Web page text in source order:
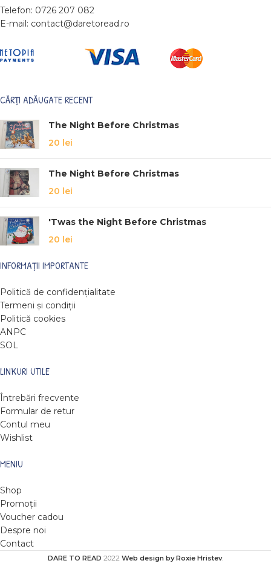
Telefon: 0726 207 082
E-mail: contact@daretoread.ro
CĂRȚI ADĂUGATE RECENT
The Night Before Christmas
20 lei
The Night Before Christmas
20 lei
'Twas the Night Before Christmas
20 lei
INFORMAȚII IMPORTANTE
Politică de confidențialitate
Termeni și condiții
Politică cookies
ANPC
SOL
LINKURI UTILE
Întrebări frecvente
Formular de retur
Contul meu
Wishlist
MENIU
Shop
Promoții
Voucher cadou
Despre noi
Contact
DARE TO READ 2022 Web design by Roxie Hristev.